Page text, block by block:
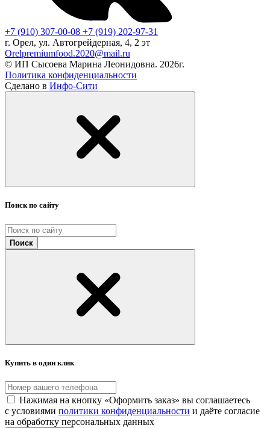
+7 (910) 307-00-08 +7 (919) 202-97-31
г. Орел, ул. Автогрейдерная, 4, 2 эт
Orelpremiumfood.2020@mail.ru
© ИП Сысоева Марина Леонидовна. 2026г.
Политика конфиденциальности
Сделано в Инфо-Сити
Поиск по сайту
Поиск
Купить в один клик
Нажимая на кнопку «Оформить заказ» вы соглашаетесь
с условиями политики конфиденциальности и даёте согласие
на обработку персональных данных